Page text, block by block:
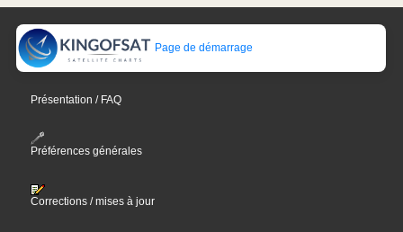
Page de démarrage
Présentation / FAQ
Préférences générales
Corrections / mises à jour